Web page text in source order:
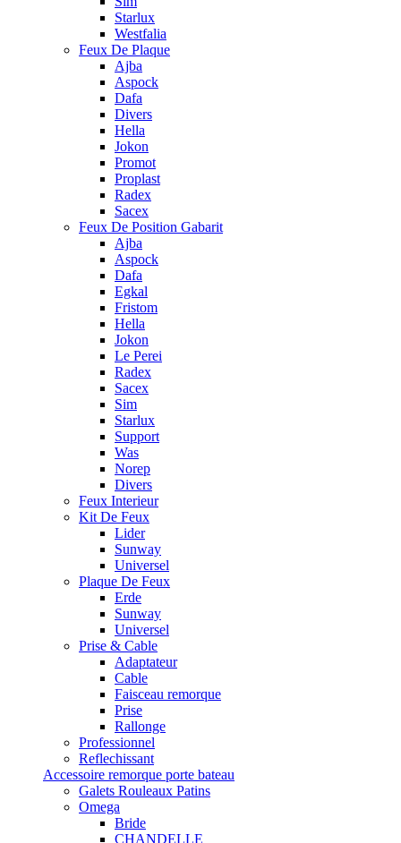
Starlux
Westfalia
Feux De Plaque
Ajba
Aspock
Dafa
Divers
Hella
Jokon
Promot
Proplast
Radex
Sacex
Feux De Position Gabarit
Ajba
Aspock
Dafa
Egkal
Fristom
Hella
Jokon
Le Perei
Radex
Sacex
Sim
Starlux
Support
Was
Norep
Divers
Feux Interieur
Kit De Feux
Lider
Sunway
Universel
Plaque De Feux
Erde
Sunway
Universel
Prise & Cable
Adaptateur
Cable
Faisceau remorque
Prise
Rallonge
Professionnel
Reflechissant
Accessoire remorque porte bateau
Galets Rouleaux Patins
Omega
Bride
CHANDELLE